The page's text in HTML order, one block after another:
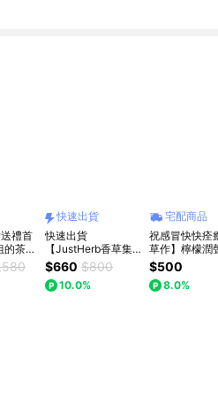
禮首
的茶
實酒
快速出貨
快速出貨
【JustHerb香草集
】 四喜滿福花草茶
禮 (日安舒壓/晚安休
憩/康福茶/朝鮮薊淨
$660 $800
10.0%
宅配商品
祝感冒快快痊
草作】檸檬潤
入/盒 (附禮袋
小卡)
$500
8.0%